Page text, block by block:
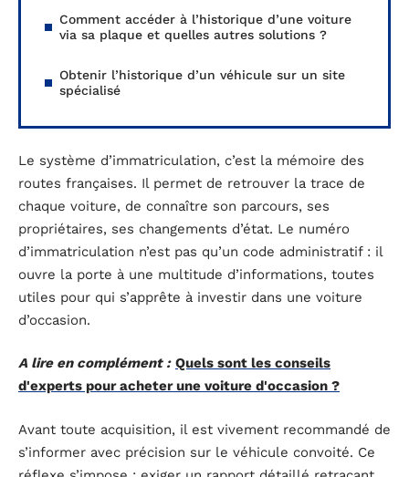
Comment accéder à l’historique d’une voiture
via sa plaque et quelles autres solutions ?
Obtenir l’historique d’un véhicule sur un site
spécialisé
Le système d’immatriculation, c’est la mémoire des
routes françaises. Il permet de retrouver la trace de
chaque voiture, de connaître son parcours, ses
propriétaires, ses changements d’état. Le numéro
d’immatriculation n’est pas qu’un code administratif : il
ouvre la porte à une multitude d’informations, toutes
utiles pour qui s’apprête à investir dans une voiture
d’occasion.
A lire en complément : Quels sont les conseils
d'experts pour acheter une voiture d'occasion ?
Avant toute acquisition, il est vivement recommandé de
s’informer avec précision sur le véhicule convoité. Ce